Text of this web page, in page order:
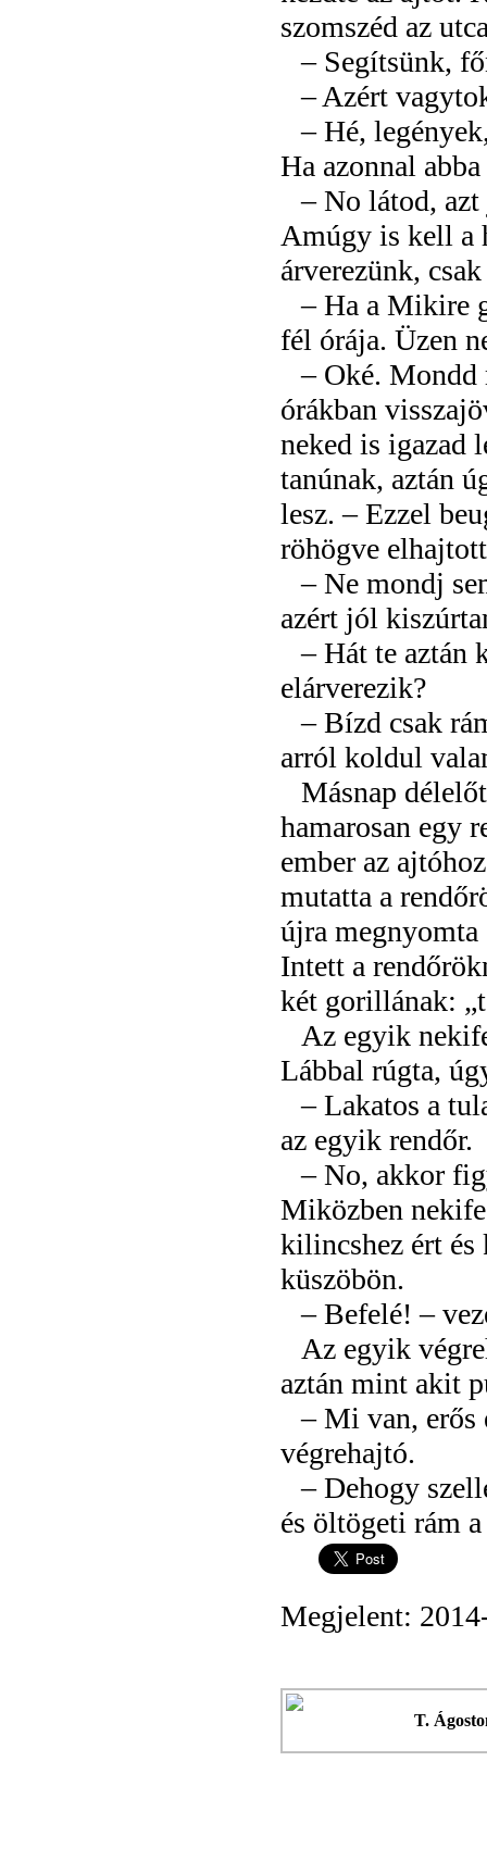
szomszéd az
– Segítsünk,
– Azért
– Hé,
Ha azonnal
– No látod,
Amúgy is kell a
árverezünk,
– Ha a Mikire
fél órája. Üzen
– Oké. Mondd
órákban
neked is igazad
tanúnak, aztán
lesz. – Ezzel
röhögve
– Ne mondj
azért jól
– Hát te aztán
elárverezik?
– Bízd csak
arról koldul
Másnap
hamarosan egy
ember az
mutatta a
újra
Intett a
két gorillának:
Az egyik
Lábbal rúgta,
– Lakatos a
az egyik rendőr.
– No, akkor
Miközben
kilincshez ért és
küszöbön.
– Befelé! –
Az egyik
aztán mint akit
– Mi van, erős
végrehajtó.
– Dehogy
és öltögeti rám
Megjelent:
T.